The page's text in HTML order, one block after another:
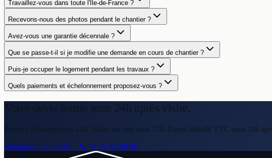
Travaillez-vous dans toute l'Île-de-France ?
Recevons-nous des photos pendant le chantier ?
Avez-vous une garantie décennale ?
Que se passe-t-il si je modifie une demande en cours de chantier ?
Puis-je occuper le logement pendant les travaux ?
Quels paiements et échelonnement proposez-vous ?
Votre devis ferme sous 24h après visite.
Premier échange sous 24h. Visite sur site sous 72h. Devis détaillé TTC sous 24h
Démarrer mon projet→ 📞 07 56 82 88 82